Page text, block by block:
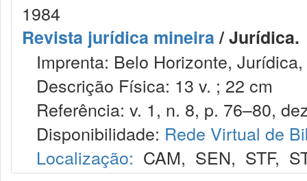
1984
Revista jurídica mineira/ Jurídica.
Imprenta: Belo Horizonte,
Descrição Física: 13 v. ; 22 cm
Referência: v. 1, n. 8, p. 76–80,
Disponibilidade: Rede Virtual de
Localização: CAM, SEN, STF,